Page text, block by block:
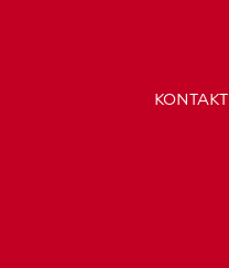
KONTAKT